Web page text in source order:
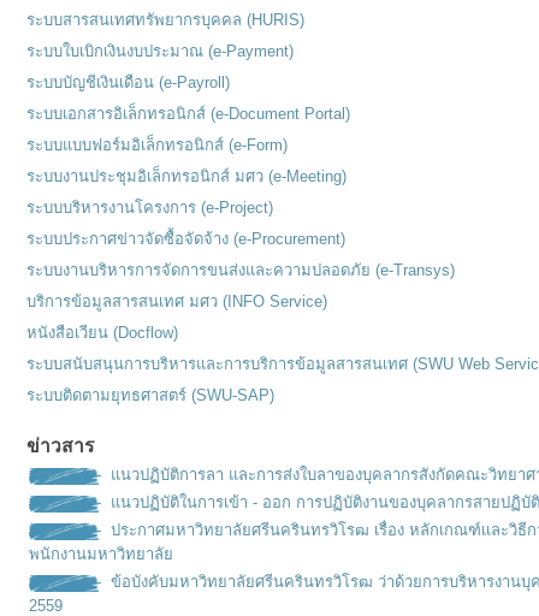
ระบบสารสนเทศทรัพยากรบุคคล (HURIS)
ระบบใบเบิกเงินงบประมาณ (e-Payment)
ระบบบัญชีเงินเดือน (e-Payroll)
ระบบเอกสารอิเล็กทรอนิกส์ (e-Document Portal)
ระบบแบบฟอร์มอิเล็กทรอนิกส์ (e-Form)
ระบบงานประชุมอิเล็กทรอนิกส์ มศว (e-Meeting)
ระบบบริหารงานโครงการ (e-Project)
ระบบประกาศข่าวจัดซื้อจัดจ้าง (e-Procurement)
ระบบงานบริหารการจัดการขนส่งและความปลอดภัย (e-Transys)
บริการข้อมูลสารสนเทศ มศว (INFO Service)
หนังสือเวียน (Docflow)
ระบบสนับสนุนการบริหารและการบริการข้อมูลสารสนเทศ (SWU Web
ระบบติดตามยุทธศาสตร์ (SWU-SAP)
ข่าวสาร
แนวปฏิบัติการลา และการส่งใบลาของบุคลากรสังกัดคณะวิทยาศ
แนวปฏิบัติในการเข้า - ออก การปฏิบัติงานของบุคลากรสายปฏิบั
ประกาศมหาวิทยาลัยศรีนครินทรวิโรฒ เรื่อง หลักเกณฑ์เเละวิธี
พนักงานมหาวิทยาลัย
ข้อบังคับมหาวิทยาลัยศรีนครินทรวิโรฒ ว่าด้วยการบริหารงาน
2559